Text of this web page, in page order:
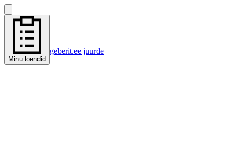
Minu loendid
geberit.ee juurde